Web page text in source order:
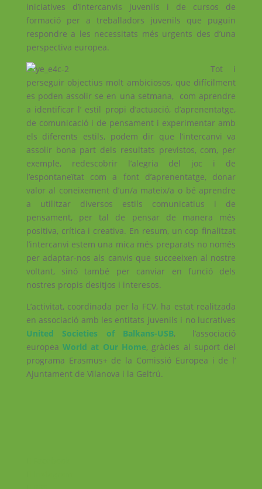
iniciatives d’intercanvis juvenils i de cursos de
formació per a treballadors juvenils que puguin
respondre a les necessitats més urgents des d’una
perspectiva europea.
Tot i
perseguir objectius molt ambiciosos, que difícilment
es poden assolir se en una setmana, com aprendre
a identificar l’ estil propi d’actuació, d’aprenentatge,
de comunicació i de pensament i experimentar amb
els diferents estils, podem dir que l’intercanvi va
assolir bona part dels resultats previstos, com, per
exemple, redescobrir l’alegria del joc i de
l’espontaneïtat com a font d’aprenentatge, donar
valor al coneixement d’un/a mateix/a o bé aprendre
a utilitzar diversos estils comunicatius i de
pensament, per tal de pensar de manera més
positiva, crítica i creativa. En resum, un cop finalitzat
l’intercanvi estem una mica més preparats no només
per adaptar-nos als canvis que succeeixen al nostre
voltant, sinó també per canviar en funció dels
nostres propis desitjos i interesos.
L’activitat, coordinada per la FCV, ha estat realitzada
en associació amb les entitats juvenils i no lucratives
United Societies of Balkans-USB, l’associació
europeaWorld at Our Home, gràcies al suport del
programa Erasmus+ de la Comissió Europea i de l’
Ajuntament de Vilanova i la Geltrú.